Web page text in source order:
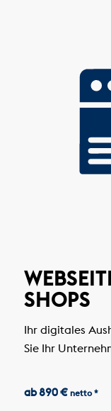
SHOPS
Ihr digitales
Sie Ihr
ab 890 € netto *